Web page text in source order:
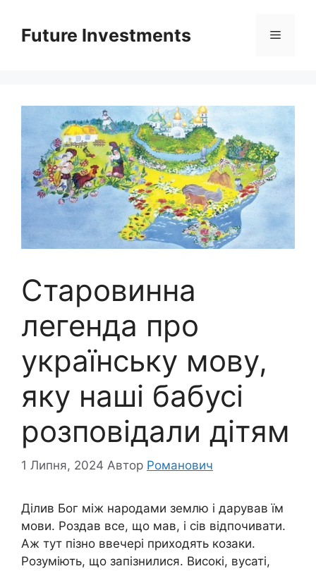
вмістуFuture Investments Меню
Старовинна
легенда про
українську мову,
яку наші бабусі
розповідали дітям
1 Липня, 2024 Автор Романович
Ділив Бог між народами землю і дарував їм
мови. Роздав все, що мав, і сів відпочивати.
Аж тут пізно ввечері приходять козаки.
Розуміють, що запізнилися. Високі, вусаті,